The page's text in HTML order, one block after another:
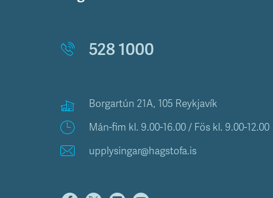
528 1000
Borgartún 21A, 105 Reykjavík
Mán-fim kl. 9.00-16.00 / Fös kl. 9.00-12.00
upplysingar@hagstofa.is